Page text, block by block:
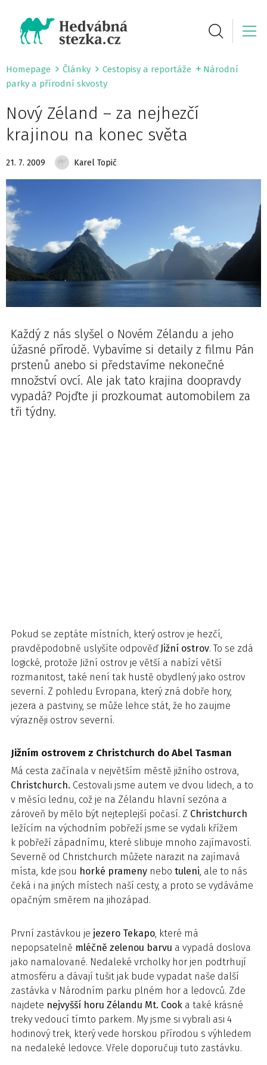
Homepage Články Cestopisy a reportáže
Národní
parky a přírodní skvosty
Nový Zéland – za nejhezčí
krajinou na konec světa
21. 7. 2009 Karel Topič
Každý z nás slyšel o Novém Zélandu a jeho
úžasné přírodě. Vybavíme si detaily z filmu Pán
prstenů anebo si představíme nekonečné
množství ovcí. Ale jak tato krajina doopravdy
vypadá? Pojďte ji prozkoumat automobilem za
tři týdny.
Pokud se zeptáte místních, který ostrov je hezčí,
pravděpodobně uslyšíte odpověďJižní ostrov. To se zdá
logické, protože Jižní ostrov je větší a nabízí větší
rozmanitost, také není tak hustě obydlený jako ostrov
severní. Z pohledu Evropana, který zná dobře hory,
jezera a pastviny, se může lehce stát, že ho zaujme
výrazněji ostrov severní.
Jižním ostrovem z Christchurch do Abel Tasman
Má cesta začínala v největším městě jižního ostrova,
Christchurch. Cestovali jsme autem ve dvou lidech, a to
v měsíci lednu, což je na Zélandu hlavní sezóna a
zároveň by mělo být nejteplejší počasí. Z Christchurch
ležícím na východním pobřeží jsme se vydali křížem
k pobřeží západnímu, které slibuje mnoho zajímavostí.
Severně od Christchurch můžete narazit na zajímavá
místa, kde jsou horké prameny nebo tuleni, ale to nás
čeká i na jiných místech naší cesty, a proto se vydáváme
opačným směrem na jihozápad.
První zastávkou je jezero Tekapo, které má
nepopsatelně mléčně zelenou barvu a vypadá doslova
jako namalované. Nedaleké vrcholky hor jen podtrhují
atmosféru a dávají tušit jak bude vypadat naše další
zastávka v Národním parku plném hor a ledovců. Zde
najdete nejvyšší horu Zélandu Mt. Cook a také krásné
treky vedoucí tímto parkem. My jsme si vybrali asi 4
hodinový trek, který vede horskou přírodou s výhledem
na nedaleké ledovce. Vřele doporučuji tuto zastávku.